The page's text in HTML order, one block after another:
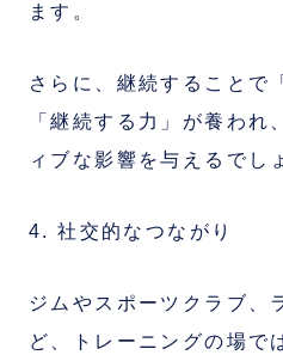
ます。
さらに、継続することで
「継続する力」が養われ
ィブな影響を与えるでし
4. 社交的なつながり
ジムやスポーツクラブ、
ど、トレーニングの場で